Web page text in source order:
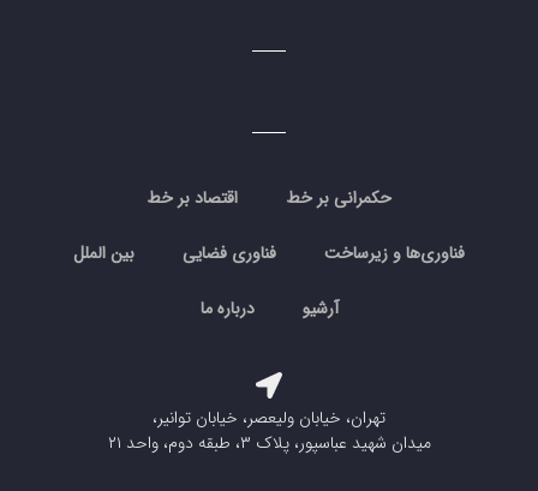
حکمرانی بر خط اقتصاد بر خط
فناوری‌ها و زیرساخت فناوری فضایی بین الملل
آرشیو درباره ما
تهران، خیابان ولیعصر، خیابان توانیر،
میدان شهید عباسپور، پلاک ۳، طبقه دوم، واحد ۲۱